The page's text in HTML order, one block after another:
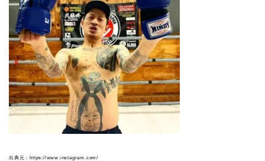
出典元：https://www.instagram.com/